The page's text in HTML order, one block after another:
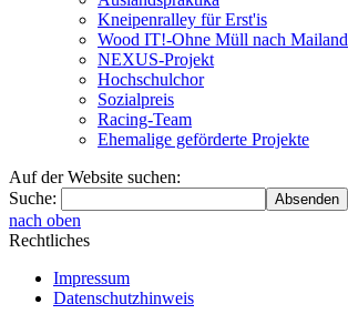
Kneipenralley für Erst'is
Wood IT!-Ohne Müll nach Mailand
NEXUS-Projekt
Hochschulchor
Sozialpreis
Racing-Team
Ehemalige geförderte Projekte
Auf der Website suchen:
Suche:
nach oben
Rechtliches
Impressum
Datenschutzhinweis